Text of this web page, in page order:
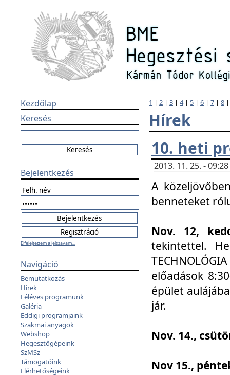
Kezdőlap
Keresés
Bejelentkezés
Elfelejtettem a jelszavam...
Navigáció
Bemutatkozás
Hírek
Féléves programunk
Galéria
Eddigi programjaink
Szakmai anyagok
Webshop
Hegesztőgépeink
SzMSz
Támogatóink
Elérhetőségeink
1 | 2 | 3 | 4| 5 | 6 | 7 | 8
Hírek
10. heti
2013. 11. 25. -
A
benneteket
Nov. 12,
tekintettel.
előadások
épület
jár.
Nov. 14.,
Nov 15.,